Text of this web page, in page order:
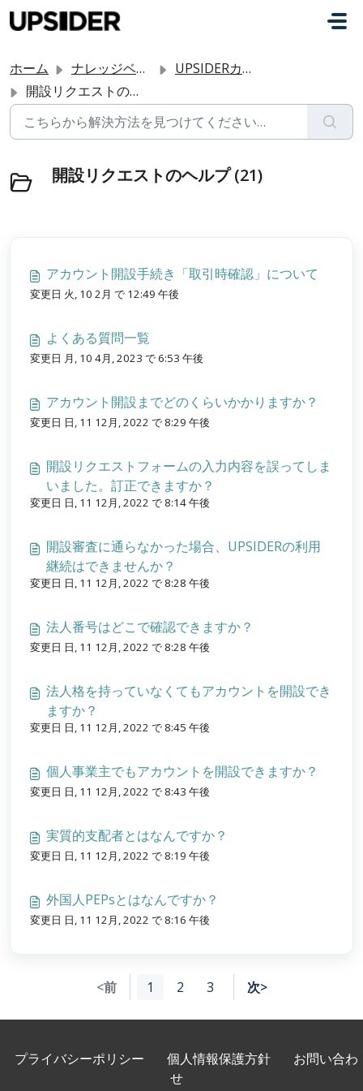
メインコンテンツに移動
ホーム ナレッジベース
UPSIDERカードを始める
開設リクエストのヘルプ
開設リクエストのヘルプ (21)
アカウント開設手続き「取引時確認」について
変更日 火, 10 2月 で 12:49 午後
よくある質問一覧
変更日 月, 10 4月, 2023 で 6:53 午後
アカウント開設までどのくらいかかりますか？
変更日 日, 11 12月, 2022 で 8:29 午後
開設リクエストフォームの入力内容を誤ってしま
いました。訂正できますか？
変更日 日, 11 12月, 2022 で 8:14 午後
開設審査に通らなかった場合、UPSIDERの利用
継続はできませんか？
変更日 日, 11 12月, 2022 で 8:28 午後
法人番号はどこで確認できますか？
変更日 日, 11 12月, 2022 で 8:28 午後
法人格を持っていなくてもアカウントを開設でき
ますか？
変更日 日, 11 12月, 2022 で 8:45 午後
個人事業主でもアカウントを開設できますか？
変更日 日, 11 12月, 2022 で 8:43 午後
実質的支配者とはなんですか？
変更日 日, 11 12月, 2022 で 8:19 午後
外国人PEPsとはなんですか？
変更日 日, 11 12月, 2022 で 8:16 午後
<前 1 2 3 次>
プライバシーポリシー 個人情報保護方針
お問い合わ
せ